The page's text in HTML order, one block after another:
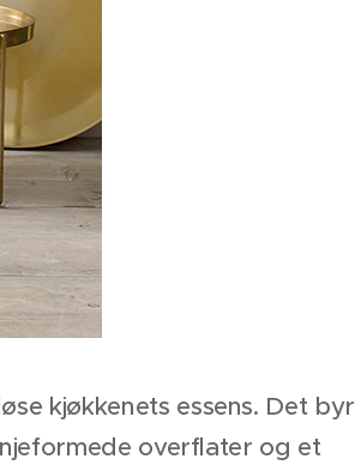
kjøkkenets essens. Det byr
overflater og et